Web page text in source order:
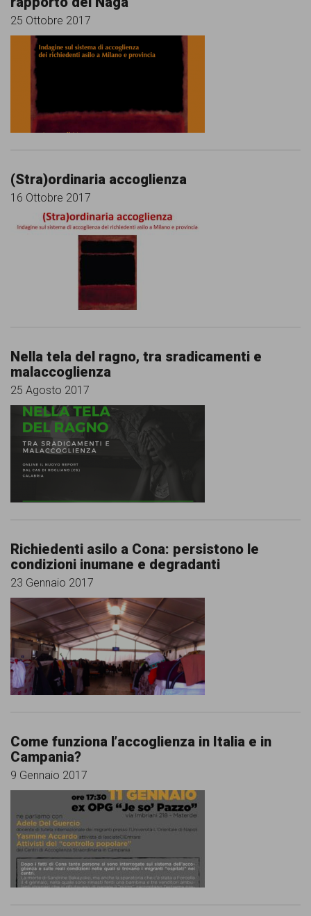
25 Ottobre 2017
(Stra)ordinaria accoglienza
16 Ottobre 2017
Nella tela del ragno, tra sradicamenti e
malaccoglienza
25 Agosto 2017
Richiedenti asilo a Cona: persistono le
condizioni inumane e degradanti
23 Gennaio 2017
Come funziona l’accoglienza in Italia e in
Campania?
9 Gennaio 2017